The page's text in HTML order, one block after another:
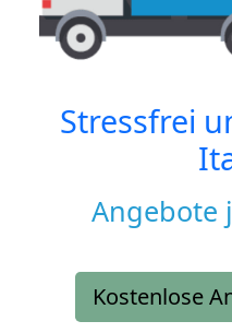
Stressfrei
Angebote
Kostenlose